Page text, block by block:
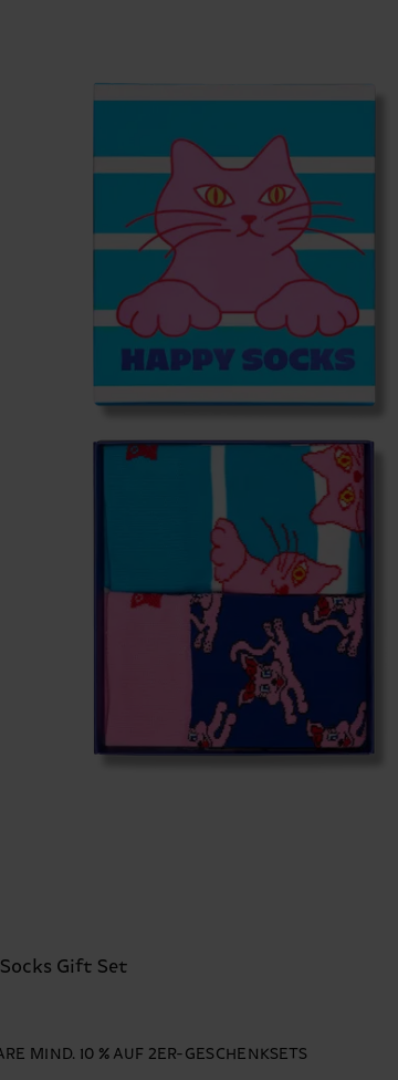
Gift Set
MIND. 10 % AUF 2ER-GESCHENKSETS